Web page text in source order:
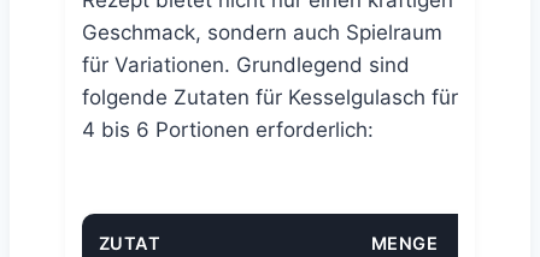
Geschmack, sondern auch Spielraum
für Variationen. Grundlegend sind
folgende Zutaten für Kesselgulasch für
4 bis 6 Portionen erforderlich:
ZUTAT MENGE